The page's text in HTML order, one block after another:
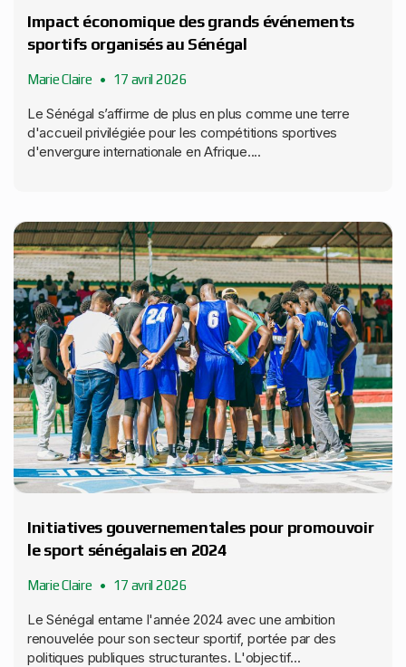
Impact économique des grands événements
sportifs organisés au Sénégal
Marie Claire 17 avril 2026
Le Sénégal s’affirme de plus en plus comme une terre
d'accueil privilégiée pour les compétitions sportives
d'envergure internationale en Afrique....
Initiatives gouvernementales pour promouvoir
le sport sénégalais en 2024
Marie Claire 17 avril 2026
Le Sénégal entame l'année 2024 avec une ambition
renouvelée pour son secteur sportif, portée par des
politiques publiques structurantes. L'objectif...